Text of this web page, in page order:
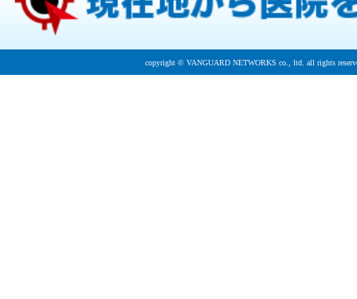
copyright © VANGUARD NETWORKS co., ltd. all rights